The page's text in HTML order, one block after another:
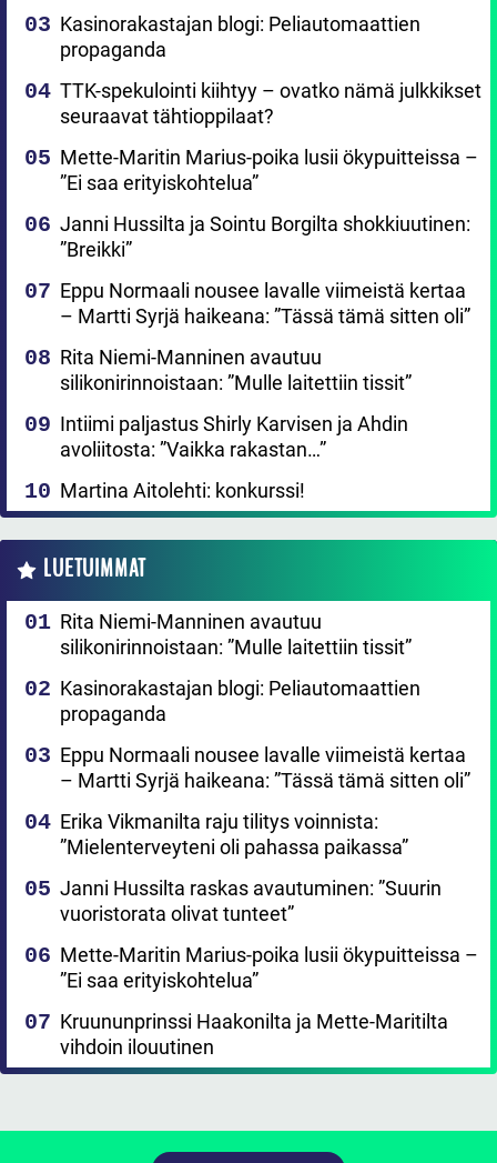
Kasinorakastajan blogi: Peliautomaattien
propaganda
TTK-spekulointi kiihtyy – ovatko nämä julkkikset
seuraavat tähtioppilaat?
Mette-Maritin Marius-poika lusii ökypuitteissa –
”Ei saa erityiskohtelua”
Janni Hussilta ja Sointu Borgilta shokkiuutinen:
”Breikki”
Eppu Normaali nousee lavalle viimeistä kertaa
– Martti Syrjä haikeana: ”Tässä tämä sitten oli”
Rita Niemi-Manninen avautuu
silikonirinnoistaan: ”Mulle laitettiin tissit”
Intiimi paljastus Shirly Karvisen ja Ahdin
avoliitosta: ”Vaikka rakastan…”
Martina Aitolehti: konkurssi!
LUETUIMMAT
Rita Niemi-Manninen avautuu
silikonirinnoistaan: ”Mulle laitettiin tissit”
Kasinorakastajan blogi: Peliautomaattien
propaganda
Eppu Normaali nousee lavalle viimeistä kertaa
– Martti Syrjä haikeana: ”Tässä tämä sitten oli”
Erika Vikmanilta raju tilitys voinnista:
”Mielenterveyteni oli pahassa paikassa”
Janni Hussilta raskas avautuminen: ”Suurin
vuoristorata olivat tunteet”
Mette-Maritin Marius-poika lusii ökypuitteissa –
”Ei saa erityiskohtelua”
Kruununprinssi Haakonilta ja Mette-Maritilta
vihdoin ilouutinen